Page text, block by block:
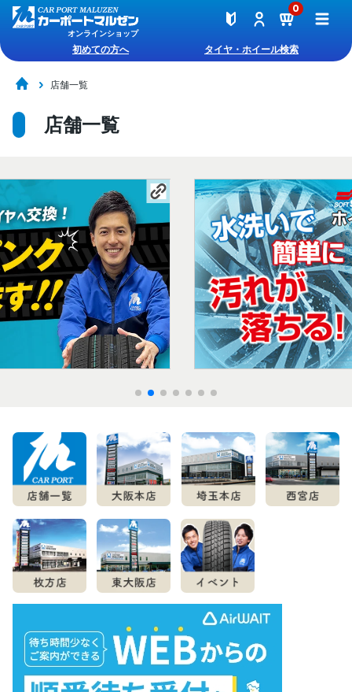
オンラインショップ
0
初めての方へ タイヤ・ホイール検索
店舗一覧
店舗一覧